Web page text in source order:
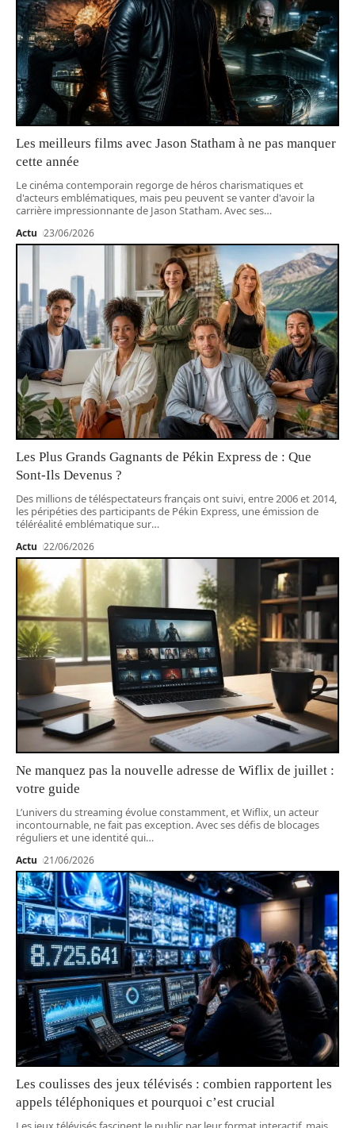
Les meilleurs films avec Jason Statham à ne pas manquer
cette année
Le cinéma contemporain regorge de héros charismatiques et
d'acteurs emblématiques, mais peu peuvent se vanter d'avoir la
carrière impressionnante de Jason Statham. Avec ses…
Actu 23/06/2026
Les Plus Grands Gagnants de Pékin Express de : Que
Sont-Ils Devenus ?
Des millions de téléspectateurs français ont suivi, entre 2006 et 2014,
les péripéties des participants de Pékin Express, une émission de
téléréalité emblématique sur…
Actu 22/06/2026
Ne manquez pas la nouvelle adresse de Wiflix de juillet :
votre guide
L’univers du streaming évolue constamment, et Wiflix, un acteur
incontournable, ne fait pas exception. Avec ses défis de blocages
réguliers et une identité qui…
Actu 21/06/2026
Les coulisses des jeux télévisés : combien rapportent les
appels téléphoniques et pourquoi c’est crucial